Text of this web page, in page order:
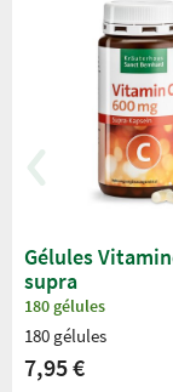
Gélules
supra
180 gélules
180 gélules
7,95 €